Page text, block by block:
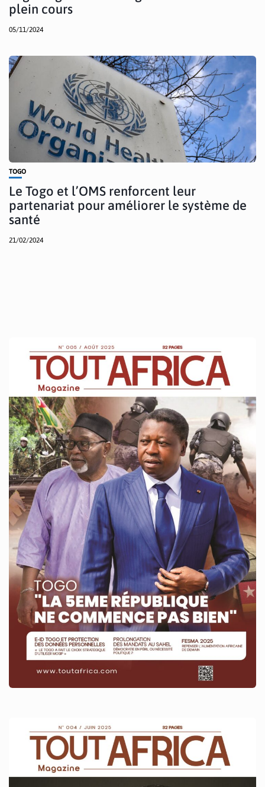
plein cours
05/11/2024
TOGO
Le Togo et l’OMS renforcent leur
partenariat pour améliorer le système de
santé
21/02/2024